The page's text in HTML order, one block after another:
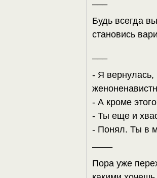
Будь всегда
становись
- Я вернулась,
- А кроме
- Ты еще и
- Понял. Ты в
Пора уже